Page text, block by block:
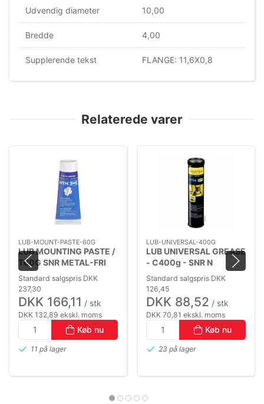
Udvendig diameter 10,00
Bredde 4,00
Supplerende tekst FLANGE: 11,6X0,8
Relaterede varer
LUB-MOUNT-PASTE-60G
LUB MOUNTING PASTE /
T60G SNR METAL-FRI
MONTAGE PASTA (-30
TO +145°C)
Standard salgspris DKK
237,30
DKK 166,11 / stk
DKK 132,89 ekskl. moms
Køb nu
11 på lager
LUB-UNIVERSAL-400G
LUB UNIVERSAL GREASE
- C400g - SNR N
UNIVERSAL FEDT (-20
TO +120°C)
Standard salgspris DKK
126,45
DKK 88,52 / stk
DKK 70,81 ekskl. moms
Køb nu
23 på lager